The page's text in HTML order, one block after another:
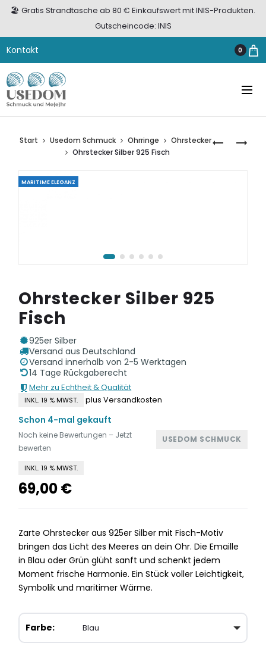
🏖️ Gratis Strandtasche ab 80 € Einkaufswert mit INIS-Produkten.
Gutscheincode: INIS
Kontakt 0
Start Usedom Schmuck Ohrringe
Ohrstecker
Ohrstecker Silber 925 Fisch
MARITIME ELEGANZ
Ohrstecker Silber 925
Fisch
925er Silber
Versand aus Deutschland
Versand innerhalb von 2-5 Werktagen
14 Tage Rückgaberecht
Mehr zu Echtheit & Qualität
INKL. 19 % MWST. plus Versandkosten
Schon 4-mal gekauft
USEDOM SCHMUCK
Noch keine Bewertungen – Jetzt
bewerten
INKL. 19 % MWST.
69,00€
Zarte Ohrstecker aus 925er Silber mit Fisch-Motiv
bringen das Licht des Meeres an dein Ohr. Die Emaille
in Blau oder Grün glüht sanft und schenkt jedem
Moment frische Harmonie. Ein Stück voller Leichtigkeit,
Symbolik und maritimer Wärme.
Farbe